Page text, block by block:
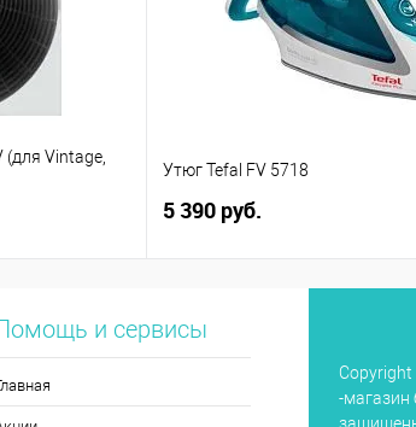
Vintage,
Утюг Tefal FV 5718
5 390 руб.
и сервисы
-магазин